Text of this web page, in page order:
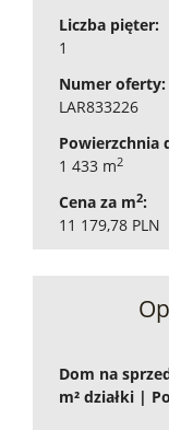
Liczba pięter:
1
Numer oferty:
LAR833226
Powierzchnia
1 433 m2
Cena za m2:
11 179,78 PLN
Dom na
m² działki |